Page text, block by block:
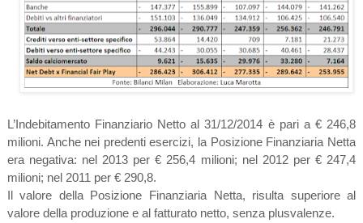
L’Indebitamento Finanziario Netto al 31/12/2014 è pari a € 246,8
milioni. Anche nei predenti esercizi, la Posizione Finanziaria Netta
era negativa: nel 2013 per € 256,4 milioni; nel 2012 per € 247,4
milioni; nel 2011 per € 290,8.
Il valore della Posizione Finanziaria Netta, risulta superiore al
valore della produzione e al fatturato netto, senza plusvalenze.